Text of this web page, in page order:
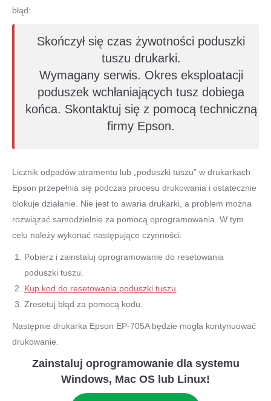
błąd:
Skończył się czas żywotności poduszki
tuszu drukarki.
Wymagany serwis. Okres eksploatacji
poduszek wchłaniających tusz dobiega
końca. Skontaktuj się z pomocą techniczną
firmy Epson.
Licznik odpadów atramentu lub „poduszki tuszu” w drukarkach
Epson przepełnia się podczas procesu drukowania i ostatecznie
blokuje działanie. Nie jest to awaria drukarki, a problem można
rozwiązać samodzielnie za pomocą oprogramowania. W tym
celu należy wykonać następujące czynności:
Pobierz i zainstaluj oprogramowanie do resetowania
poduszki tuszu.
Kup kod do resetowania poduszki tuszu
Zresetuj błąd za pomocą kodu.
Następnie drukarka Epson EP-705A będzie mogła kontynuować
drukowanie.
Zainstaluj oprogramowanie dla systemu
Windows, Mac OS lub Linux!